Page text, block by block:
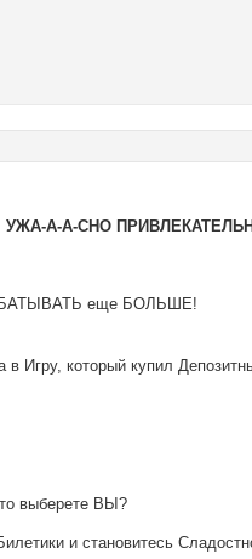
УЖА-А-А-СНО
еще БОЛЬШЕ!
в Игру, который купил
выберете ВЫ?
и становитесь